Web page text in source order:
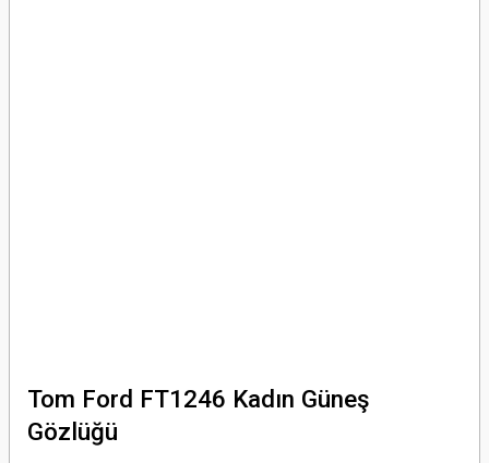
Tom Ford FT1246 Kadın Güneş
Gözlüğü